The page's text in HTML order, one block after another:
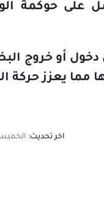
على حوكمة
دخول أو خروج
يعزز حركة
اخر تحديث: الخميس,09 ديسمبر 2021